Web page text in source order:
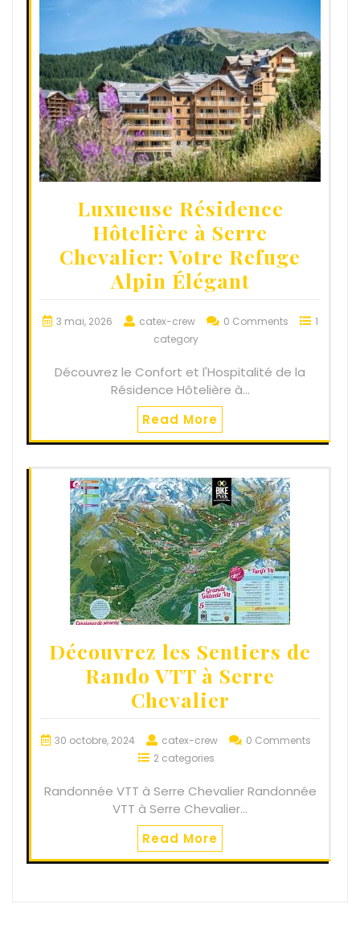
Luxueuse Résidence
Hôtelière à Serre
Chevalier: Votre Refuge
Alpin Élégant
3 mai, 2026 catex-crew 0 Comments
1
category
Découvrez le Confort et l'Hospitalité de la
Résidence Hôtelière à…
Read More
Découvrez les Sentiers de
Rando VTT à Serre
Chevalier
30 octobre, 2024 catex-crew
0 Comments
2 categories
Randonnée VTT à Serre Chevalier Randonnée
VTT à Serre Chevalier…
Read More